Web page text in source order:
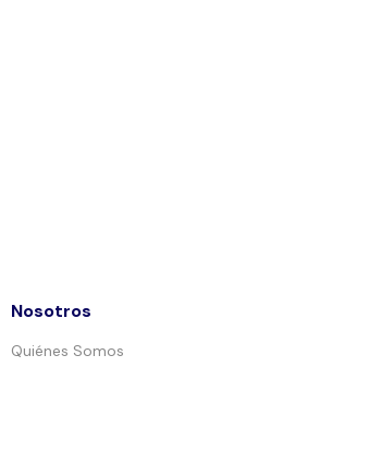
Nosotros
Quiénes Somos